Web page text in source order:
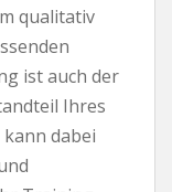
qualitativ
ist auch der
Ihres
dabei